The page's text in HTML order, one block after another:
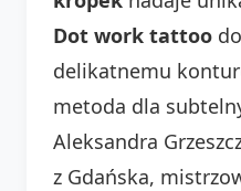
Dot work tattoo
delikatnemu
metoda dla
Aleksandra
z Gdańska,